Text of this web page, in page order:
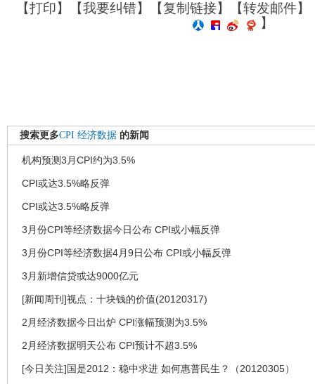
【打印】【我要纠错】【复制链接】【转发邮件】
】
搜索更多CPI 经济数据 的新闻
机构预测3月CPI约为3.5%
CPI或达3.5%略反弹
CPI或达3.5%略反弹
3月份CPI等经济数据今日公布 CPI或小幅反弹
3月份CPI等经济数据4月9日公布 CPI或小幅反弹
3月新增信贷或达9000亿元
[新闻周刊]视点：十块钱的价值(20120317)
2月经济数据今日出炉 CPI涨幅预测为3.5%
2月经济数据明天公布 CPI预计不超3.5%
[今日关注]国是2012：稳中求进 如何惠普民生？（20120305）